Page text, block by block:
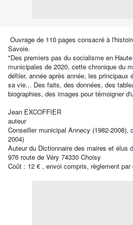
Ouvrage de 110 pages consacré à
Savoie.
"Des premiers pas du socialisme en
municipales de 2020, cette chronique du
défiler, année après année, les principaux
sa vie... Des faits, des données, des
biographies, des images pour témoigner
Jean EXCOFFIER
auteur
Conseiller municipal Annecy (1982-2008),
2004)
Auteur du Dictionnaire des maires et élus
976 route de Véry 74330 Choisy
Coût : 12 € , envoi compris, règlement